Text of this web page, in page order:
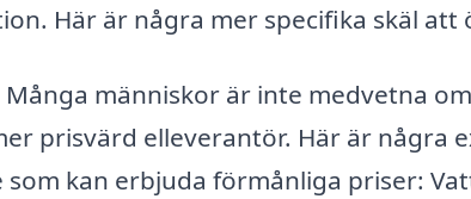
Här är några mer specifika skäl att
Många människor är inte medvetna
prisvärd elleverantör. Här är några
kan erbjuda förmånliga priser: